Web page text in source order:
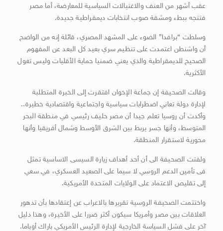
عقب أشهر من العنف والاغتيالات السياسية للمعارضة، أما مصر
فتتجه ببطء ومشقة صوب انتخابات ديمقراطية جديدة.
وسلطت “برافدا” الضوء على المشهد المصري، قائلة إنه من الواضح
أن واشنطن اعتمدت على تنظيم سري بعيد كل البعد عن المفهوم
الصحيح للديمقراطية والذي يعني ضمنيا حماية الأقليات وليس تغول
الأكثرية.
وقالت الصحيفة إن جماعة الإخوان افتقرت إلى الخبرة المتطلبة
لإدارة دولة تعاني اضطرابات سياسية واجتماعية واقتصادية خطيرة..
وأكدت أن روسيا تعلم جيدا أن مصر حليف رئيسي في منطقة البحر
المتوسط، وأنها جسر يربط بين الشرق الأوسط وشمال أفريقيا وأنها
محورية لاستقرار المنطقة.
ولفتت الصحيفة الى أن أحد أهداف زيارة السيسى الاساسية تمثل
فى تأمين الدعم الروسي لا سيما على الصعيد العسكري، في سعي
إلى تقليص الاعتماد على الولايات المتحدة الأمريكية.
واختتمت الصحيفة الروسية تقريرها بالاعراب عن إعتقادها بأن تدهور
العلاقات بين مصر وأمريكا سيكون أكثر ضررا على الأخيرة، وهذا دليل
آخر على فشل السياسة الخارجية لإدارة الرئيس الأمريكي باراك أوباما.